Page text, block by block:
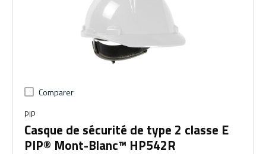
Comparer
PIP
Casque de sécurité de type 2 classe E
PIP® Mont-Blanc™ HP542R